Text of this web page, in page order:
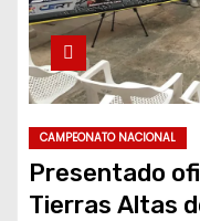
CAMPEONATO NACIONAL
Presentado
Tierras Altas